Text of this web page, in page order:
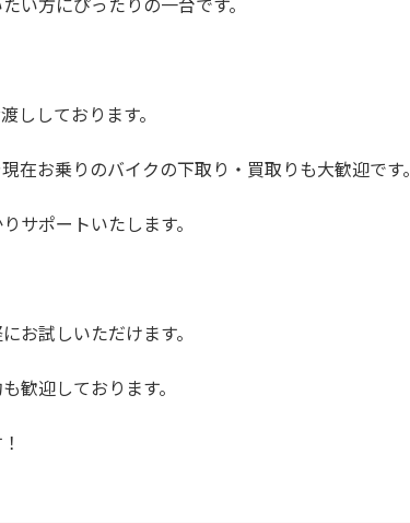
ししております。
お乗りのバイクの下取り・買取りも大歓迎です。
サポートいたします。
お試しいただけます。
歓迎しております。